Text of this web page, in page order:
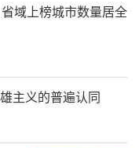
域上榜城市数量居全
主义的普遍认同